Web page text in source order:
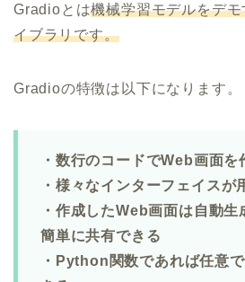
Gradioとは機械学習モデルをデ
イブラリです。
Gradioの特徴は以下になります。
・数行のコードでWeb画面を
・様々なインターフェイスが
・作成したWeb画面は自動
簡単に共有できる
・Python関数であれば任意